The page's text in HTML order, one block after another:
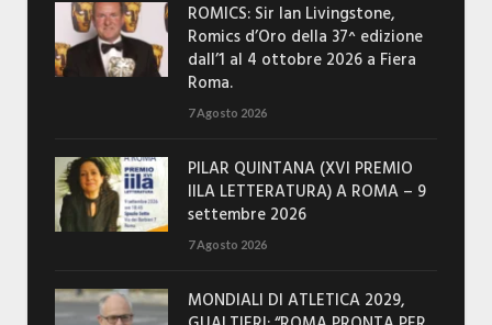
ROMICS: Sir Ian Livingstone,
Romics d’Oro della 37^ edizione
dall’1 al 4 ottobre 2026 a Fiera
Roma.
7 Agosto 2026
PILAR QUINTANA (XVI PREMIO
IILA LETTERATURA) A ROMA – 9
settembre 2026
7 Agosto 2026
MONDIALI DI ATLETICA 2029,